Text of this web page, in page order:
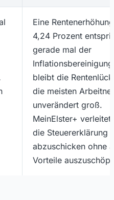
Eine
4,24 Prozent
gerade mal der
bleibt die
die meisten
unverändert groß.
MeinElster+ verleitet
die Steuererklärung
abzuschicken ohne
Vorteile